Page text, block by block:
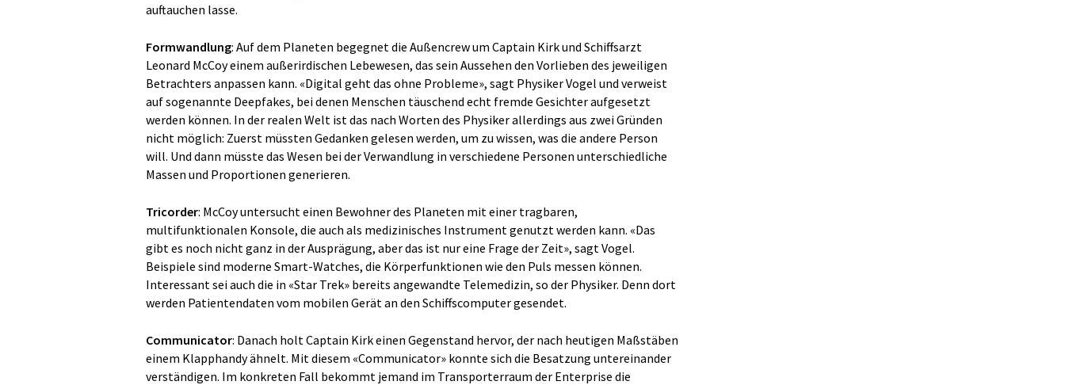
auftauchen lasse.
Formwandlung: Auf dem Planeten begegnet die Außencrew um Captain Kirk und Schiffsarzt
Leonard McCoy einem außerirdischen Lebewesen, das sein Aussehen den Vorlieben des jeweiligen
Betrachters anpassen kann. «Digital geht das ohne Probleme», sagt Physiker Vogel und verweist
auf sogenannte Deepfakes, bei denen Menschen täuschend echt fremde Gesichter aufgesetzt
werden können. In der realen Welt ist das nach Worten des Physiker allerdings aus zwei Gründen
nicht möglich: Zuerst müssten Gedanken gelesen werden, um zu wissen, was die andere Person
will. Und dann müsste das Wesen bei der Verwandlung in verschiedene Personen unterschiedliche
Massen und Proportionen generieren.
Tricorder: McCoy untersucht einen Bewohner des Planeten mit einer tragbaren,
multifunktionalen Konsole, die auch als medizinisches Instrument genutzt werden kann. «Das
gibt es noch nicht ganz in der Ausprägung, aber das ist nur eine Frage der Zeit», sagt Vogel.
Beispiele sind moderne Smart-Watches, die Körperfunktionen wie den Puls messen können.
Interessant sei auch die in «Star Trek» bereits angewandte Telemedizin, so der Physiker. Denn dort
werden Patientendaten vom mobilen Gerät an den Schiffscomputer gesendet.
Communicator: Danach holt Captain Kirk einen Gegenstand hervor, der nach heutigen Maßstäben
einem Klapphandy ähnelt. Mit diesem «Communicator» konnte sich die Besatzung untereinander
verständigen. Im konkreten Fall bekommt jemand im Transporterraum der Enterprise die